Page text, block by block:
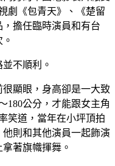
劇《包青天》、《楚留
擔任臨時演員和有台
不順利。
顯眼，身高卻是一大致
180公分，才能跟女主角
笑道，當年在小坪頂拍
則和其他演員一起飾演
著旗幟揮舞。